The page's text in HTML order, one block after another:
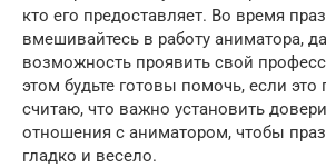
кто его предоставляет. Во время
вмешивайтесь в работу аниматора,
возможность проявить свой
этом будьте готовы помочь, если это
считаю, что важно установить
отношения с аниматором, чтобы
гладко и весело.